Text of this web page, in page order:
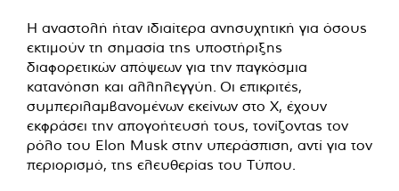
Η αναστολή ήταν ιδιαίτερα ανησυχητική για όσους
εκτιμούν τη σημασία της υποστήριξης
διαφορετικών απόψεων για την παγκόσμια
κατανόηση και αλληλεγγύη. Οι επικριτές,
συμπεριλαμβανομένων εκείνων στο X, έχουν
εκφράσει την απογοήτευσή τους, τονίζοντας τον
ρόλο του Elon Musk στην υπεράσπιση, αντί για τον
περιορισμό, της ελευθερίας του Τύπου.